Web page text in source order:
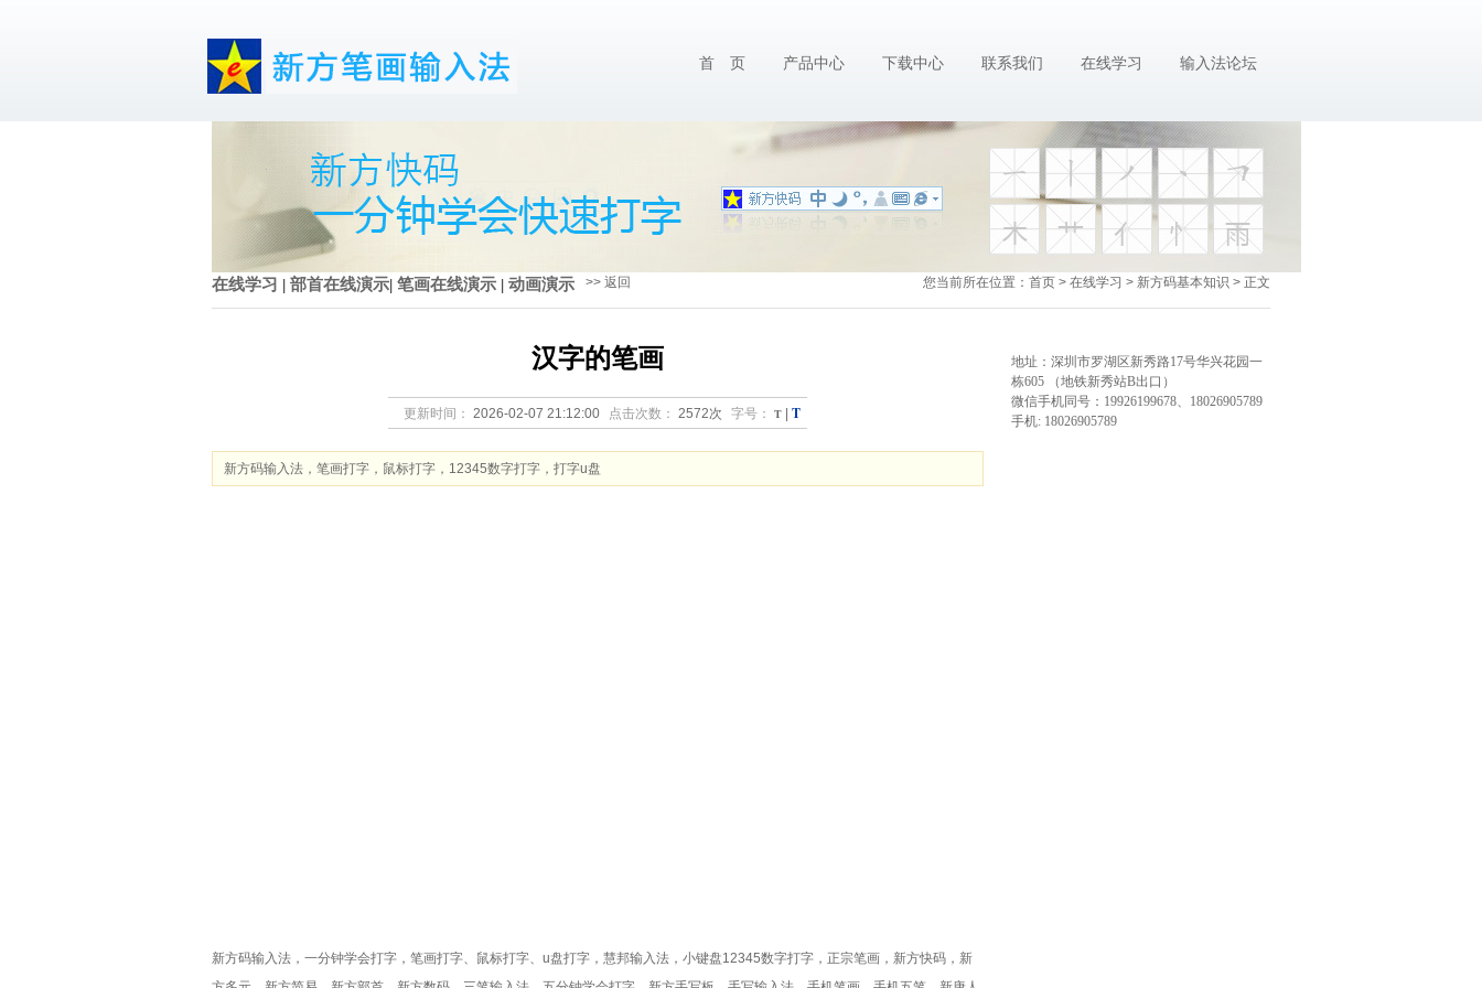
首 页 产品中心 下载中心 联系我们 在线学习 输入法论坛
在线学习 | 部首在线演示| 笔画在线演示 | 动画演示 >> 返回 您当前所在位置： 首页 > 在线学习 > 新方码基本知识 > 正文
汉字的笔画
更新时间： 2026-02-07 21:12:00 点击次数： 2572次 字号： T T
新方码输入法，笔画打字，鼠标打字，12345数字打字，打字u盘
新方码输入法，一分钟学会打字，笔画打字、鼠标打字、u盘打字，慧邦输入法，小键盘12345数字打字，正宗笔画，新方快码，新
地址：深圳市罗湖区新秀路17号华兴花园一
栋605 （地铁新秀站B出口）
微信手机同号：19926199678、18026905789
手机: 18026905789